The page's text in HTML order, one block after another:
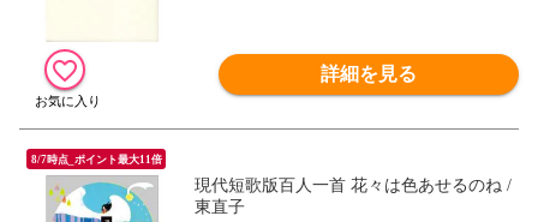
詳細を見る
8/7時点_ポイント最大11倍
現代短歌版百人一首 花々は色あせるのね /
東直子